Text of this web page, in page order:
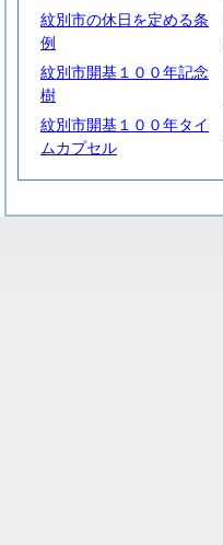
紋別市の休日を定める条
例
紋別市開基１００年記念
樹
紋別市開基１００年タイ
ムカプセル